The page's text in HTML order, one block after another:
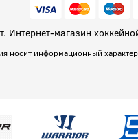
магазин
носит информационный